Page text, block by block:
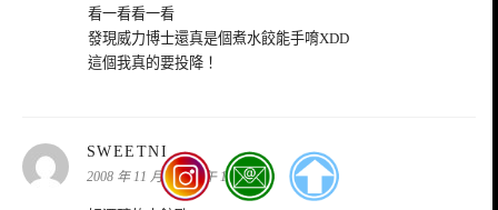
看一看看一看
發現威力博士還真是個煮水餃能手唷XDD
這個我真的要投降！
SWEETNI 表
示:
2008 年 11 月 6 日上午 10:01